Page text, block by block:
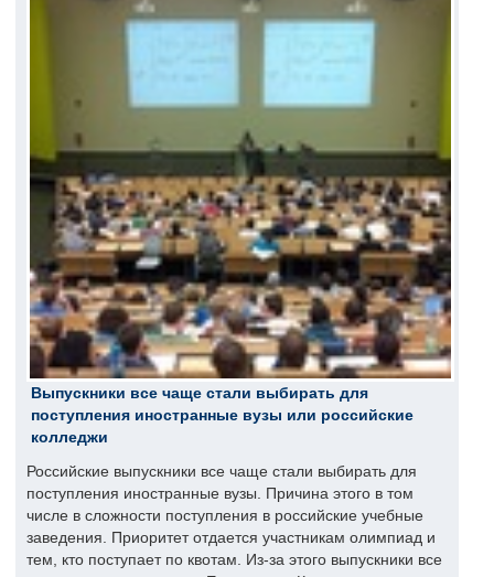
Выпускники все чаще стали выбирать для
поступления иностранные вузы или российские
колледжи
Российские выпускники все чаще стали выбирать для
поступления иностранные вузы. Причина этого в том
числе в сложности поступления в российские учебные
заведения. Приоритет отдается участникам олимпиад и
тем, кто поступает по квотам. Из-за этого выпускники все